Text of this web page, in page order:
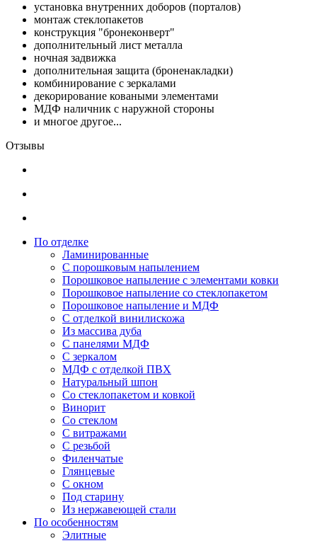
установка внутренних доборов (порталов)
монтаж стеклопакетов
конструкция "бронеконверт"
дополнительный лист металла
ночная задвижка
дополнительная защита (броненакладки)
комбинирование с зеркалами
декорирование коваными элементами
МДФ наличник с наружной стороны
и многое другое...
Отзывы
По отделке
Ламинированные
С порошковым напылением
Порошковое напыление с элементами ковки
Порошковое напыление со стеклопакетом
Порошковое напыление и МДФ
С отделкой винилискожа
Из массива дуба
С панелями МДФ
С зеркалом
МДФ с отделкой ПВХ
Натуральный шпон
Со стеклопакетом и ковкой
Винорит
Со стеклом
С витражами
С резьбой
Филенчатые
Глянцевые
С окном
Под старину
Из нержавеющей стали
По особенностям
Элитные